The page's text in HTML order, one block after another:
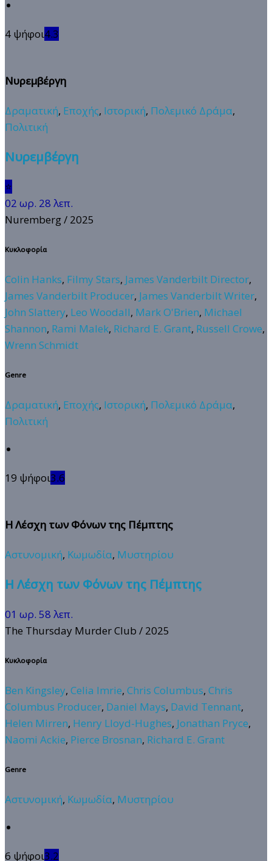
4 ψήφοι4.3
Νυρεμβέργη
Δραματική, Εποχής, Ιστορική, Πολεμικό Δράμα,
Πολιτική
Νυρεμβέργη
⭐
02 ωρ. 28 λεπ.
Nuremberg/ 2025
Κυκλοφορία
Colin Hanks, Filmy Stars, James Vanderbilt Director,
James Vanderbilt Producer, James Vanderbilt Writer,
John Slattery, Leo Woodall, Mark O'Brien, Michael
Shannon, Rami Malek, Richard E. Grant, Russell Crowe,
Wrenn Schmidt
Genre
Δραματική, Εποχής, Ιστορική, Πολεμικό Δράμα,
Πολιτική
19 ψήφοι3.6
Η Λέσχη των Φόνων της Πέμπτης
Αστυνομική, Κωμωδία, Μυστηρίου
Η Λέσχη των Φόνων της Πέμπτης
01 ωρ. 58 λεπ.
The Thursday Murder Club / 2025
Κυκλοφορία
Ben Kingsley, Celia Imrie, Chris Columbus, Chris
Columbus Producer, Daniel Mays, David Tennant,
Helen Mirren, Henry Lloyd-Hughes, Jonathan Pryce,
Naomi Ackie, Pierce Brosnan, Richard E. Grant
Genre
Αστυνομική, Κωμωδία, Μυστηρίου
6 ψήφοι3.2